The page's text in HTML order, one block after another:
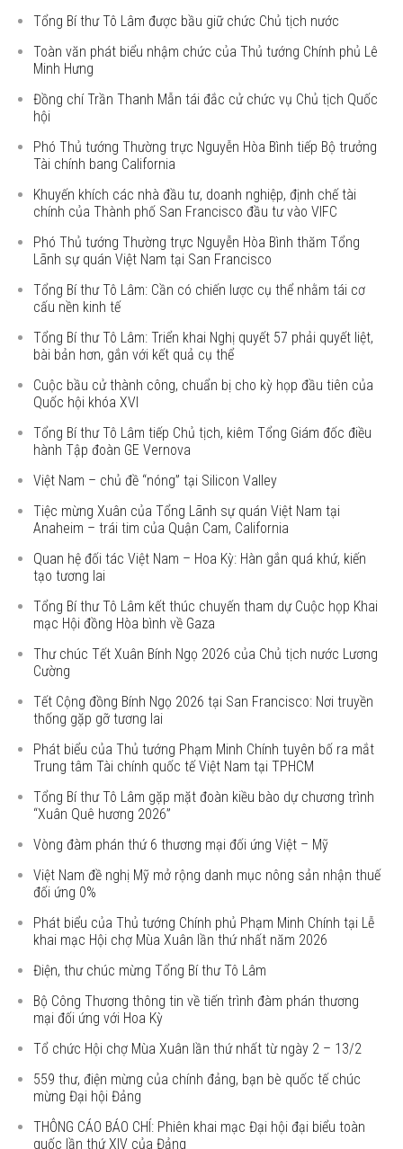
Tổng Bí thư Tô Lâm được bầu giữ chức Chủ tịch nước
Toàn văn phát biểu nhậm chức của Thủ tướng Chính phủ Lê
Minh Hưng
Đồng chí Trần Thanh Mẫn tái đắc cử chức vụ Chủ tịch Quốc
hội
Phó Thủ tướng Thường trực Nguyễn Hòa Bình tiếp Bộ trưởng
Tài chính bang California
Khuyến khích các nhà đầu tư, doanh nghiệp, định chế tài
chính của Thành phố San Francisco đầu tư vào VIFC
Phó Thủ tướng Thường trực Nguyễn Hòa Bình thăm Tổng
Lãnh sự quán Việt Nam tại San Francisco
Tổng Bí thư Tô Lâm: Cần có chiến lược cụ thể nhằm tái cơ
cấu nền kinh tế
Tổng Bí thư Tô Lâm: Triển khai Nghị quyết 57 phải quyết liệt,
bài bản hơn, gắn với kết quả cụ thể
Cuộc bầu cử thành công, chuẩn bị cho kỳ họp đầu tiên của
Quốc hội khóa XVI
Tổng Bí thư Tô Lâm tiếp Chủ tịch, kiêm Tổng Giám đốc điều
hành Tập đoàn GE Vernova
Việt Nam – chủ đề “nóng” tại Silicon Valley
Tiệc mừng Xuân của Tổng Lãnh sự quán Việt Nam tại
Anaheim – trái tim của Quận Cam, California
Quan hệ đối tác Việt Nam – Hoa Kỳ: Hàn gắn quá khứ, kiến
tạo tương lai
Tổng Bí thư Tô Lâm kết thúc chuyến tham dự Cuộc họp Khai
mạc Hội đồng Hòa bình về Gaza
Thư chúc Tết Xuân Bính Ngọ 2026 của Chủ tịch nước Lương
Cường
Tết Cộng đồng Bính Ngọ 2026 tại San Francisco: Nơi truyền
thống gặp gỡ tương lai
Phát biểu của Thủ tướng Phạm Minh Chính tuyên bố ra mắt
Trung tâm Tài chính quốc tế Việt Nam tại TPHCM
Tổng Bí thư Tô Lâm gặp mặt đoàn kiều bào dự chương trình
“Xuân Quê hương 2026”
Vòng đàm phán thứ 6 thương mại đối ứng Việt – Mỹ
Việt Nam đề nghị Mỹ mở rộng danh mục nông sản nhận thuế
đối ứng 0%
Phát biểu của Thủ tướng Chính phủ Phạm Minh Chính tại Lễ
khai mạc Hội chợ Mùa Xuân lần thứ nhất năm 2026
Điện, thư chúc mừng Tổng Bí thư Tô Lâm
Bộ Công Thương thông tin về tiến trình đàm phán thương
mại đối ứng với Hoa Kỳ
Tổ chức Hội chợ Mùa Xuân lần thứ nhất từ ngày 2 – 13/2
559 thư, điện mừng của chính đảng, bạn bè quốc tế chúc
mừng Đại hội Đảng
THÔNG CÁO BÁO CHÍ: Phiên khai mạc Đại hội đại biểu toàn
quốc lần thứ XIV của Đảng